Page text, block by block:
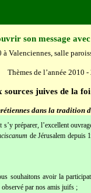
son message
Valenciennes, salle
Thèmes de l’année 2010
sources juives de la
dans la tradition
préparer, l’excellent
de Jérusalem depuis
souhaitons avoir la
observé par nos amis juifs ;